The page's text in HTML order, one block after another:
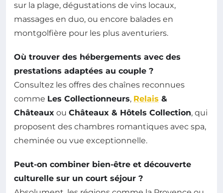
sur la plage, dégustations de vins locaux,
massages en duo, ou encore balades en
montgolfière pour les plus aventuriers.
Où trouver des hébergements avec des
prestations adaptées au couple ?
Consultez les offres des chaînes reconnues
comme Les Collectionneurs, Relais &
Châteaux ou Châteaux & Hôtels Collection, qui
proposent des chambres romantiques avec spa,
cheminée ou vue exceptionnelle.
Peut-on combiner bien-être et découverte
culturelle sur un court séjour ?